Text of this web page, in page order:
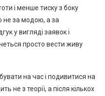
і менше тиску з боку
не за модою, а за
у вигляді заявок і
просто вести живу
на час і подивитися на
не з теорії, а після кількох